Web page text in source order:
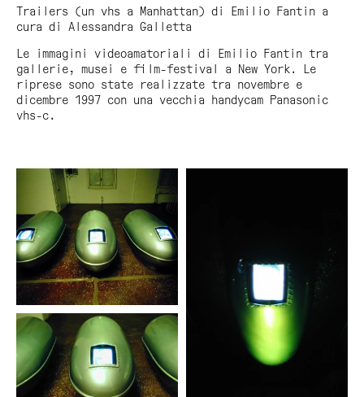
Trailers (un vhs a Manhattan) di Emilio Fantin a
cura di Alessandra Galletta
Le immagini videoamatoriali di Emilio Fantin tra
gallerie, musei e film-festival a New York. Le
riprese sono state realizzate tra novembre e
dicembre 1997 con una vecchia handycam Panasonic
vhs-c.